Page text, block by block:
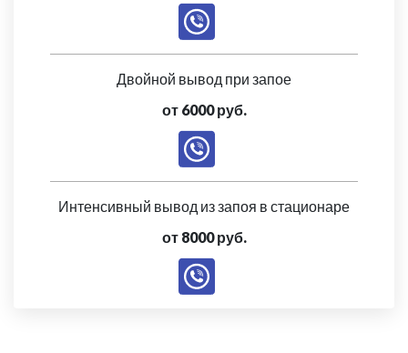
Двойной вывод при запое
от 6000 руб.
Интенсивный вывод из запоя в стационаре
от 8000 руб.